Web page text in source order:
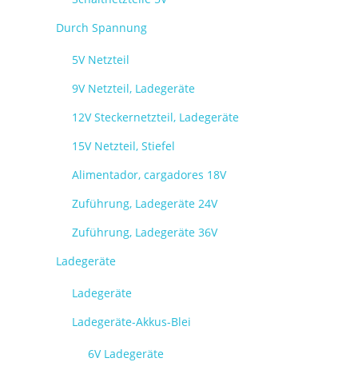
Durch Spannung
5V Netzteil
9V Netzteil, Ladegeräte
12V Steckernetzteil, Ladegeräte
15V Netzteil, Stiefel
Alimentador, cargadores 18V
Zuführung, Ladegeräte 24V
Zuführung, Ladegeräte 36V
Ladegeräte
Ladegeräte
Ladegeräte-Akkus-Blei
6V Ladegeräte